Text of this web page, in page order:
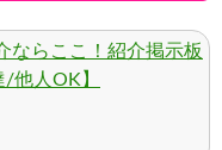
ならここ！紹介掲示板
他人OK】